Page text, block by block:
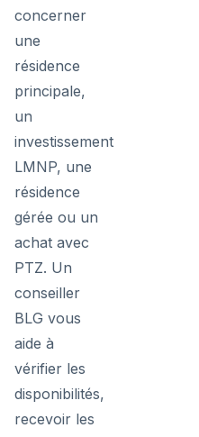
concerner
une
résidence
principale,
un
investissement
LMNP, une
résidence
gérée ou un
achat avec
PTZ. Un
conseiller
BLG vous
aide à
vérifier les
disponibilités,
recevoir les